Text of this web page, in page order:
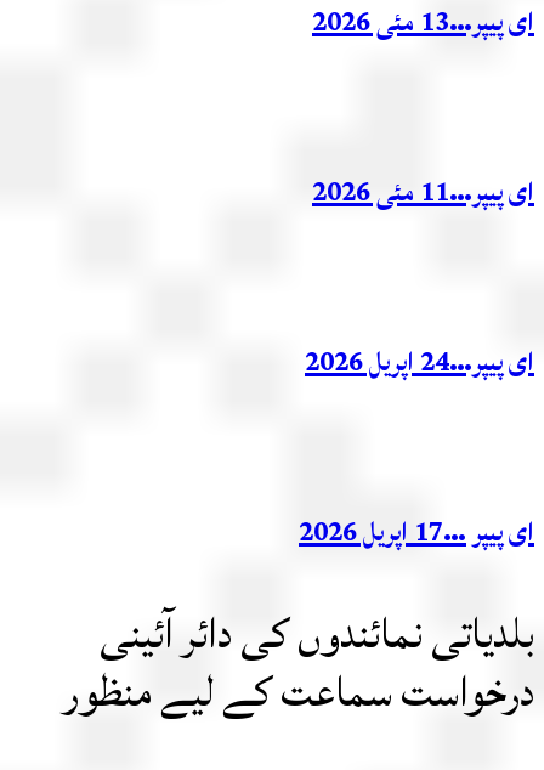
مئی 2026
مئی 2026
اپریل 2026
اپریل 2026
نمائندوں کی دائر آئینی
سماعت کے لیے منظور